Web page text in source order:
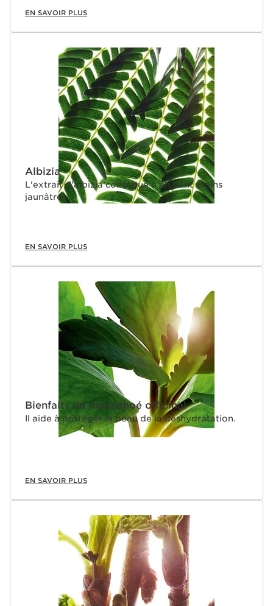
EN SAVOIR PLUS
Albizia
L'extrait d'albizia contribue à un teint moins
jaunâtre.
EN SAVOIR PLUS
Bienfaits du Kalanchoé officinal
Il aide à protéger la peau de la déshydratation.
EN SAVOIR PLUS